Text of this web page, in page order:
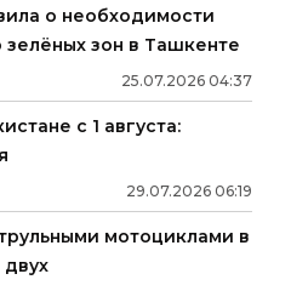
о необходимости
зелёных зон в Ташкенте
25.07.2026 04:37
с 1 августа:
29.07.2026 06:19
мотоциклами в